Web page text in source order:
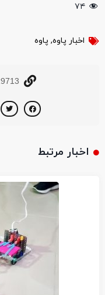
۷۴
اخبار پاوه, پاوه
اخبار مرتبط